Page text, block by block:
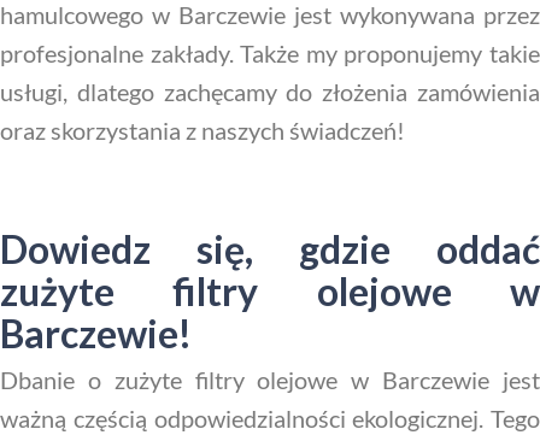
hamulcowego w Barczewie jest wykonywana przez
profesjonalne zakłady. Także my proponujemy takie
usługi, dlatego zachęcamy do złożenia zamówienia
oraz skorzystania z naszych świadczeń!
Dowiedz się, gdzie oddać
zużyte filtry olejowe w
Barczewie!
Dbanie o zużyte filtry olejowe w Barczewie jest
ważną częścią odpowiedzialności ekologicznej. Tego